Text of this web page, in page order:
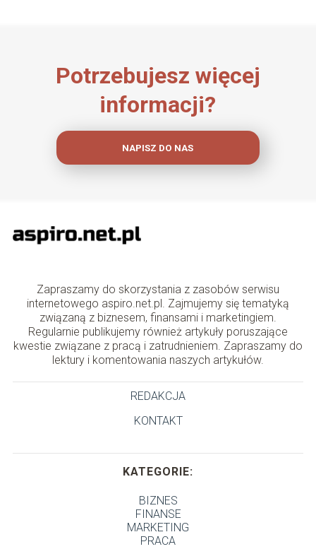
Potrzebujesz więcej
informacji?
NAPISZ DO NAS
Zapraszamy do skorzystania z zasobów serwisu
internetowego aspiro.net.pl. Zajmujemy się tematyką
związaną z biznesem, finansami i marketingiem.
Regularnie publikujemy również artykuły poruszające
kwestie związane z pracą i zatrudnieniem. Zapraszamy do
lektury i komentowania naszych artykułów.
REDAKCJA
KONTAKT
KATEGORIE:
BIZNES
FINANSE
MARKETING
PRACA